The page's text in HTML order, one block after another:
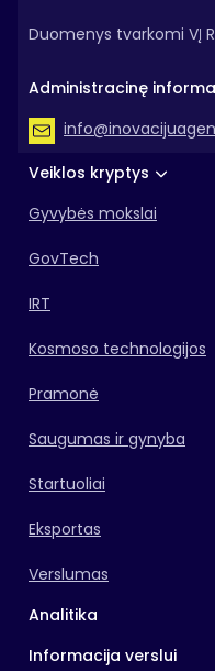
Veiklos kryptys
Gyvybės mokslai
GovTech
IRT
Kosmoso technologijos
Pramonė
Saugumas ir gynyba
Startuoliai
Eksportas
Verslumas
Analitika
Informacija verslui
Duomenys tvarkomi VĮ
Administracinę